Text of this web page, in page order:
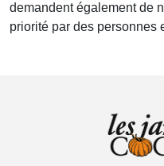
demandent également de
priorité par des personnes